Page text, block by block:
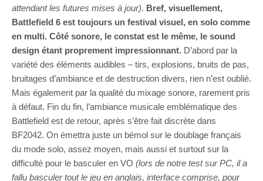
attendant les futures mises à jour). Bref, visuellement,
Battlefield 6 est toujours un festival visuel, en solo comme
en multi. Côté sonore, le constat est le même, le sound
design étant proprement impressionnant. D’abord par la
variété des éléments audibles – tirs, explosions, bruits de pas,
bruitages d’ambiance et de destruction divers, rien n’est oublié.
Mais également par la qualité du mixage sonore, rarement pris
à défaut. Fin du fin, l’ambiance musicale emblématique des
Battlefield est de retour, après s’être fait discrète dans
BF2042. On émettra juste un bémol sur le doublage français
du mode solo, assez moyen, mais aussi et surtout sur la
difficulté pour le basculer en VO (lors de notre test sur PC, il a
fallu basculer tout le jeu en anglais, interface comprise, pour